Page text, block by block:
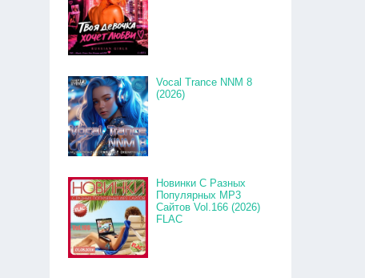
Vocal Trance NNM 8
(2026)
Новинки С Разных
Популярных MP3
Сайтов Vol.166 (2026)
FLAC